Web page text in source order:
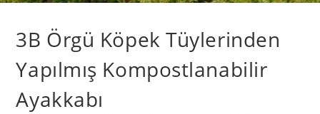
3B Örgü Köpek Tüylerinden
Yapılmış Kompostlanabilir
Ayakkabı